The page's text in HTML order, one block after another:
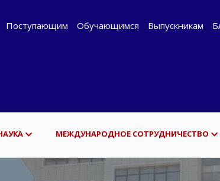
Поступающим Обучающимся Выпускникам
МЕЖДУНАРОДНОЕ СОТРУДНИЧЕСТВО